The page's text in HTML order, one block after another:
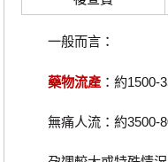
一般而言：
藥物流產：約1500-
無痛人流：約3500-